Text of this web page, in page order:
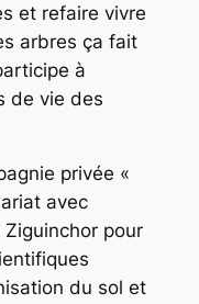
et refaire vivre
arbres ça fait
à
de vie des
privée «
avec
Ziguinchor pour
du sol et